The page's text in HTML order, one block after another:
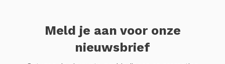
Meld je aan voor onze
nieuwsbrief